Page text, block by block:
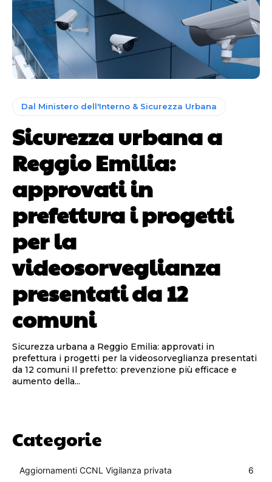
Dal Ministero dell'Interno & Sicurezza Urbana
Sicurezza urbana a
Reggio Emilia:
approvati in
prefettura i progetti
per la
videosorveglianza
presentati da 12
comuni
Sicurezza urbana a Reggio Emilia: approvati in
prefettura i progetti per la videosorveglianza presentati
da 12 comuni Il prefetto: prevenzione più efficace e
aumento della...
Categorie
Aggiornamenti CCNL Vigilanza privata
6